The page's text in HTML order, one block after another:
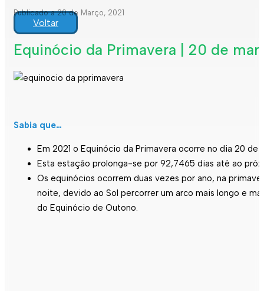
Publicado a 20 de Março, 2021
Voltar
Equinócio da Primavera | 20 de
Sabia que…
Em 2021 o Equinócio da Primavera ocorre no dia 20
Esta estação prolonga-se por 92,7465 dias até ao
Os equinócios ocorrem duas vezes por ano, na
noite, devido ao Sol percorrer um arco mais longo e
do Equinócio de Outono.